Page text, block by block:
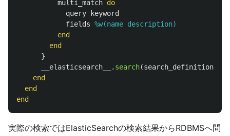
multi_match do
query
keyword
fields %w(name description)
end
end
}
__elasticsearch__
. search(search_definition
end
end
end
実際の検索ではElasticSearchの検索結果からRDBMSへ問